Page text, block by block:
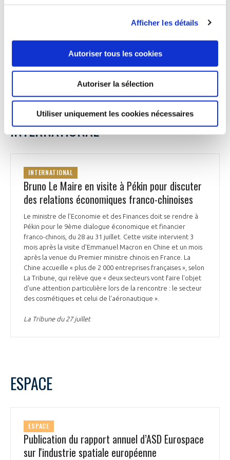
Afficher les détails
Autoriser tous les cookies
Autoriser la sélection
Utiliser uniquement les cookies nécessaires
importateur mondial d'armes en 2022, après le Qatar et
démontré le rôle décisif que peut jouer la livraison
La Tribune du 27 juillet
INTERNATIONAL
INTERNATIONAL
Bruno Le Maire en visite à Pékin pour discuter
des relations économiques franco-chinoises
Le ministre de l’Economie et des Finances doit se rendre à
Pékin pour le 9ème dialogue économique et financier
franco-chinois, du 28 au 31 juillet. Cette visite intervient 3
mois après la visite d'Emmanuel Macron en Chine et un mois
après la venue du Premier ministre chinois en France. La
Chine accueille « plus de 2 000 entreprises françaises », selon
La Tribune, qui relève que « deux secteurs vont faire l'objet
d'une attention particulière lors de la rencontre : le secteur
des cosmétiques et celui de l'aéronautique ».
La Tribune du 27 juillet
ESPACE
ESPACE
Publication du rapport annuel d’ASD Eurospace
sur l'industrie spatiale européenne